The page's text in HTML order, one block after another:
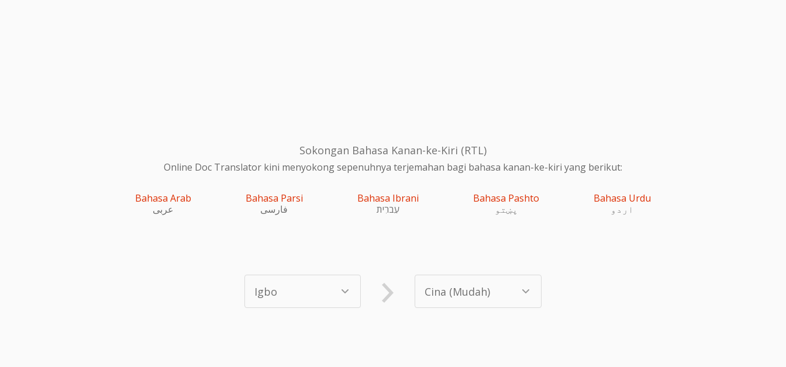
Sokongan Bahasa Kanan-ke-Kiri (RTL)
Online Doc Translator kini menyokong sepenuhnya terjemahan bagi bahasa kanan-ke-kiri yang berikut:
Bahasa Arab
عربى
Bahasa Parsi
فارسی
Bahasa Ibrani
עִברִית
Bahasa Pashto
پښتو
Bahasa Urdu
اردو